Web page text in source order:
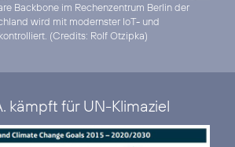
Backbone im Rechenzentrum Berlin der
wird mit modernster IoT- und
(Credits: Rolf Otzipka)
kämpft für UN-Klimaziel